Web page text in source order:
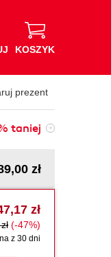
KOSZYK
prezent
taniej
zł
zł
(-47%)
z 30 dni